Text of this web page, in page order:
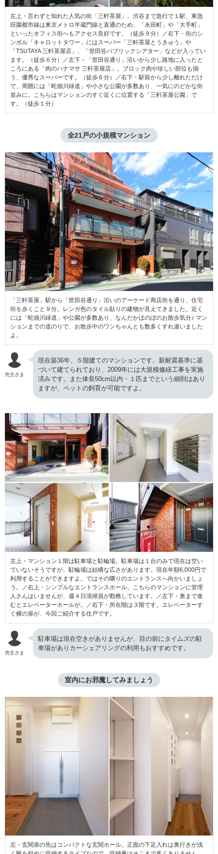
左上・言わずと知れた人気の街「三軒茶屋」。渋谷まで急行で１駅、東急
田園都市線は東京メトロ半蔵門線と直通のため、「永田町」や「大手町」
といったオフィス街へもアクセス良好です。（徒歩９分）／右下・街のシ
ンボル「キャロットタワー」にはスーパー「三軒茶屋とうきゅう」や
「TSUTAYA 三軒茶屋店」、「世田谷パブリックシアター」などが入ってい
ます。（徒歩６分）／左下・「世田谷通り」沿いから少し路地に入ったと
ころにある「肉のハナマサ 三軒茶屋店」。ブロック肉や珍しい部位も揃
う、優秀なスーパーです。（徒歩６分）／右下・駅前から少し離れただけ
で、周囲には「蛇崩川緑道」や小さな公園が多数あり、一気にのどかな街
並みに。こちらはマンションのすぐ近くに位置する「三軒茶屋公園」で
す。（徒歩１分）
全21戸の小規模マンション
「三軒茶屋」駅から「世田谷通り」沿いのアーケード商店街を通り、住宅
街を歩くこと９分。レンガ色のタイル貼りの建物が見えてきました。近く
には「蛇崩川緑道」や公園が多数あり、なんだかほのぼのお散歩気分♪ マン
ションまでの道のりで、お散歩中のワンちゃんとも数多くすれ違いました
よ。
売主さま
現在築36年、５階建てのマンションです。新耐震基準に基
づいて建てられており、2009年には大規模修繕工事を実施
済みです。また体長50cm以内・１匹までという細則はあり
ますが、ペットの飼育が可能ですよ。
左上・マンション１階は駐車場と駐輪場。駐車場は１台のみで現在は空い
ていないそうですが、駐輪場は結構な広さがあります。現在年額6,000円で
利用することができますよ。ではその隣りのエントランスへ向かいましょ
う。／右上・シンプルなエントランスホール。こちらのマンションに管理
人さんはいませんが、週４日清掃員が勤務しています。／左下・奥まで進
むとエレベーターホールが。／右下・所在階は３階です。エレベーターす
ぐ横の扉が、今回ご紹介する住戸です。
売主さま
駐車場は現在空きがありませんが、目の前にタイムズの駐
車場がありカーシェアリングの利用もおすすめです。
室内にお邪魔してみましょう
左・玄関扉の先はコンパクトな玄関ホール。正面の下足入れは奥行きが浅